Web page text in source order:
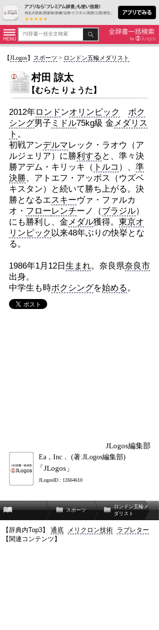
【JLogos】 スポーツ > ロンドン五輪メダリスト
村田 諒太
【むらた りょうた】
2012年ロンド ンオリンピック
ボク
シング男子 ミドル75kg級 金メダリス
ト 。
初戦アンデルマレック・ラオウ（ア
ルジェリア）に勝利する と、準々決
勝アデム・キリッキ（ トルコ ）、 準
決勝、アトエフ・アッボス（ウズベ
キスタン）と続いて勝ち上がる。決
勝となるエスキーヴァ・ファルカ
オ・ フローレンチーノ（ブラジル）
にも勝利し、金メダル獲得。 東京オ
リンピック 以来48年ぶりの快挙とな
る。
1986年1月12日 生まれ。奈良県奈良市
出身。
中学生も時ボクシングを始める。
JLogos編集部
Ea，Inc． (著:JLogos編集部)
「JLogos」
JLogosID : 12664610
スポーツ
ロンドン五輪メ
ダリスト
【辞典内Top3】 通底 メリクロン技術 ラブレター
【関連コンテンツ】